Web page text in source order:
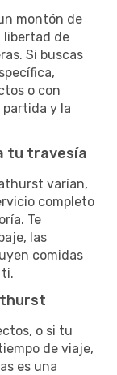
montón de
libertad de
Si buscas
o con
y la
tu travesía
varían,
completo
Te
las
comidas
o si tu
de viaje,
es una